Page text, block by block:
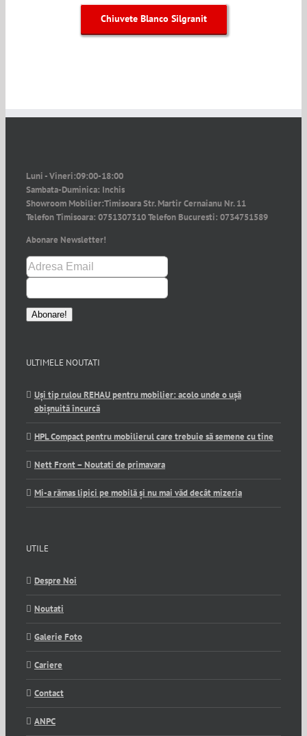
Chiuvete Blanco Silgranit
Luni - Vineri:09:00-18:00
Sambata-Duminica: Inchis
Showroom Mobilier:Timisoara Str. Martir Cernaianu Nr. 11
Telefon Timisoara: 0751307310Telefon Bucuresti: 0734751589
Abonare Newsletter!
ULTIMELE NOUTATI
Uși tip rulou REHAU pentru mobilier: acolo unde o ușă
obișnuită încurcă
HPL Compact pentru mobilierul care trebuie să semene cu tine
Nett Front – Noutati de primavara
Mi-a rămas lipici pe mobilă și nu mai văd decât mizeria
UTILE
Despre Noi
Noutati
Galerie Foto
Cariere
Contact
ANPC